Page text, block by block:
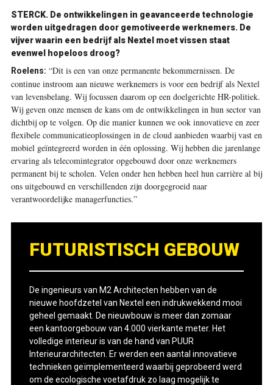
STERCK. De ontwikkelingen in geavanceerde technologie
worden uitgedragen door gemotiveerde werknemers. De
vijver waarin een bedrijf als Nextel moet vissen staat
evenwel hopeloos droog?
Roelens: “Dit is een van onze permanente bekommernissen. De
continue instroom aan nieuwe werknemers is voor een bedrijf als Nextel
van levensbelang. Wij focussen daarom op een doelgerichte HR-politiek.
Wij geven onze mensen de kans om de ontwikkelingen in hun sector van
dichtbij op te volgen. Op die manier kunnen we ook innovatieve en zeer
flexibele communicatieoplossingen in de cloud aanbieden waarbij vast en
mobiel geïntegreerd worden in één oplossing. Wij hebben die jarenlange
ervaring als telecomintegrator opgebouwd door onze werknemers
permanent bij te scholen. Velen onder hen hebben heel hun carrière al bij
ons uitgebouwd en verschillenden zijn doorgegroeid naar
verantwoordelijke managerfuncties.”
FUTURISTISCH GEBOUW
De ingenieurs van M2 Architecten hebben van de
nieuwe hoofdzetel van Nextel een indrukwekkend mooi
geheel gemaakt. De nieuwbouw is meer dan zomaar
een kantoorgebouw van 4.000 vierkante meter. Het
volledige interieur is van de hand van PUUR
Interieurarchitecten. Er werden een aantal innovatieve
technieken geïmplementeerd waarbij geprobeerd werd
om de ecologische voetafdruk zo laag mogelijk te